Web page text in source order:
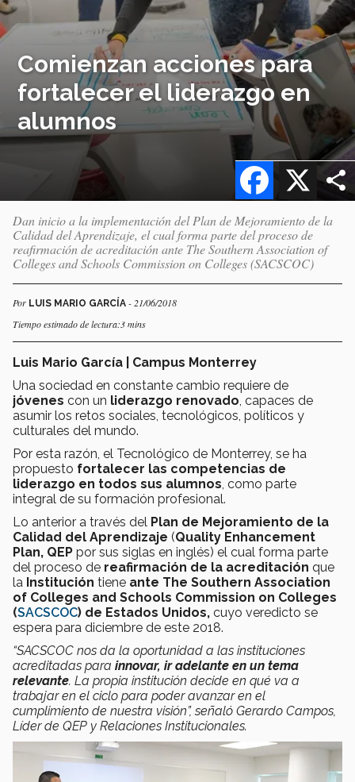
Comienzan acciones para
fortalecer el liderazgo en
alumnos
X
Facebook
Dan inicio a la implementación del Plan de Mejoramiento de la
Calidad del Aprendizaje, el cual forma parte del proceso de
reafirmación de acreditación ante The Southern Association of
Colleges and Schools Commission on Colleges (SACSCOC)
Por LUIS MARIO GARCÍA - 21/06/2018
Tiempo estimado de lectura:3 mins
Luis Mario García | Campus Monterrey
Una sociedad en constante cambio requiere de
jóvenes con un liderazgo renovado , capaces de
asumir los retos sociales, tecnológicos, políticos y
culturales del mundo.
Por esta razón, el Tecnológico de Monterrey, se ha
propuesto fortalecer las competencias de
liderazgo en todos sus alumnos , como parte
integral de su formación profesional.
Lo anterior a través del Plan de Mejoramiento de la
Calidad del Aprendizaje (Quality Enhancement
Plan, QEP por sus siglas en inglés) el cual forma parte
del proceso de reafirmación de la acreditación que
la Institución tiene ante The Southern Association
of Colleges and Schools Commission on Colleges
(SACSCOC) de Estados Unidos, cuyo veredicto se
espera para diciembre de este 2018.
“SACSCOC nos da la oportunidad a las instituciones
acreditadas para innovar, ir adelante en un tema
relevante. La propia institución decide en qué va a
trabajar en el ciclo para poder avanzar en el
cumplimiento de nuestra visión”, señaló Gerardo Campos,
Líder de QEP y Relaciones Institucionales.